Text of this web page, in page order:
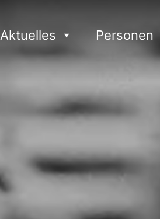
Aktuelles Personen